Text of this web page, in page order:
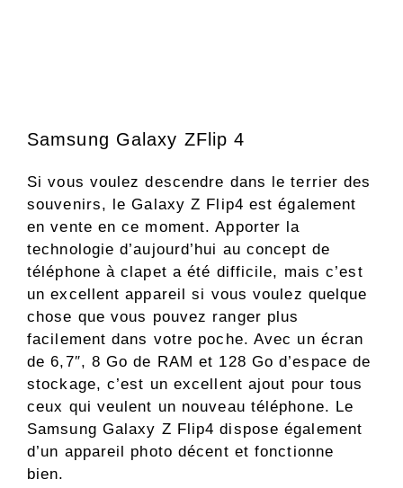
Samsung Galaxy ZFlip 4
Si vous voulez descendre dans le terrier des
souvenirs, le Galaxy Z Flip4 est également
en vente en ce moment. Apporter la
technologie d’aujourd’hui au concept de
téléphone à clapet a été difficile, mais c’est
un excellent appareil si vous voulez quelque
chose que vous pouvez ranger plus
facilement dans votre poche. Avec un écran
de 6,7″, 8 Go de RAM et 128 Go d’espace de
stockage, c’est un excellent ajout pour tous
ceux qui veulent un nouveau téléphone. Le
Samsung Galaxy Z Flip4 dispose également
d’un appareil photo décent et fonctionne
bien.